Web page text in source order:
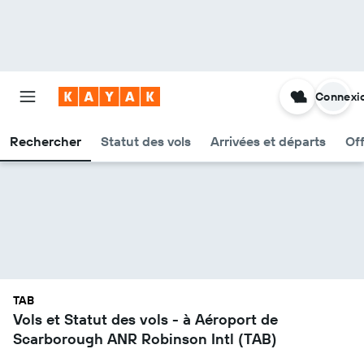
Rechercher Statut des vols Arrivées et départs
TAB
Vols et Statut des vols - à Aéroport de
Scarborough ANR Robinson Intl (TAB)